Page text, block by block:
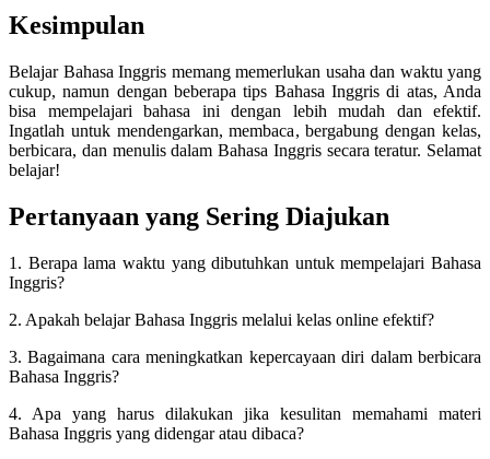
Kesimpulan
Belajar Bahasa Inggris memang memerlukan usaha dan waktu yang
cukup, namun dengan beberapa tips Bahasa Inggris di atas, Anda
bisa mempelajari bahasa ini dengan lebih mudah dan efektif.
Ingatlah untuk mendengarkan, membaca, bergabung dengan kelas,
berbicara, dan menulis dalam Bahasa Inggris secara teratur. Selamat
belajar!
Pertanyaan yang Sering Diajukan
1. Berapa lama waktu yang dibutuhkan untuk mempelajari Bahasa
Inggris?
2. Apakah belajar Bahasa Inggris melalui kelas online efektif?
3. Bagaimana cara meningkatkan kepercayaan diri dalam berbicara
Bahasa Inggris?
4. Apa yang harus dilakukan jika kesulitan memahami materi
Bahasa Inggris yang didengar atau dibaca?